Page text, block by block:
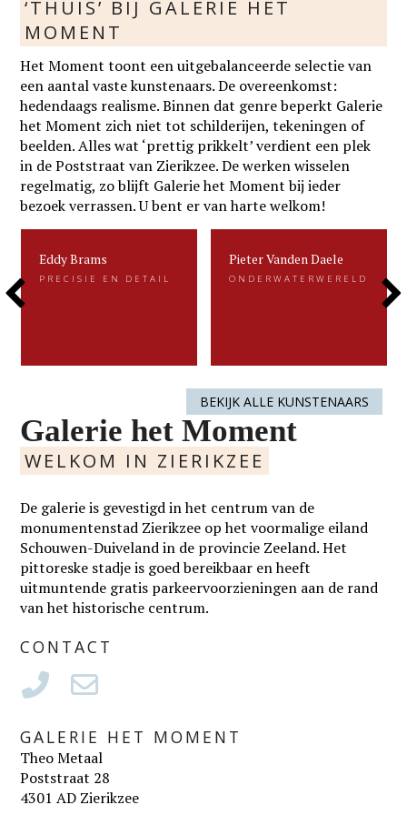
‘THUIS’ BIJ GALERIE HET
MOMENT
Het Moment toont een uitgebalanceerde selectie van
een aantal vaste kunstenaars. De overeenkomst:
hedendaags realisme. Binnen dat genre beperkt Galerie
het Moment zich niet tot schilderijen, tekeningen of
beelden. Alles wat ‘prettig prikkelt’ verdient een plek
in de Poststraat van Zierikzee. De werken wisselen
regelmatig, zo blijft Galerie het Moment bij ieder
bezoek verrassen. U bent er van harte welkom!
Eddy Brams
PRECISIE EN DETAIL
Pieter Vanden Daele
ONDERWATERWERELD
Pieter Vanden Daele
Next
BEKIJK ALLE KUNSTENAARS
Galerie het Moment
WELKOM IN ZIERIKZEE
De galerie is gevestigd in het centrum van de
monumentenstad Zierikzee op het voormalige eiland
Schouwen-Duiveland in de provincie Zeeland. Het
pittoreske stadje is goed bereikbaar en heeft
uitmuntende gratis parkeervoorzieningen aan de rand
van het historische centrum.
CONTACT
GALERIE HET MOMENT
Theo Metaal
Poststraat 28
4301 AD Zierikzee